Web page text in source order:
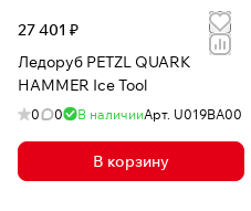
27 401 ₽
Ледоруб PETZL QUARK
HAMMER Ice Tool
0 0 В наличииАрт. U019BA00
В корзину